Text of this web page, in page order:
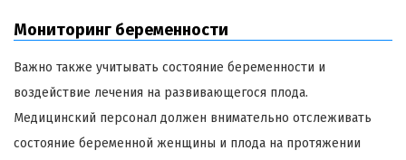
Мониторинг беременности
Важно также учитывать состояние беременности и
воздействие лечения на развивающегося плода.
Медицинский персонал должен внимательно отслеживать
состояние беременной женщины и плода на протяжении